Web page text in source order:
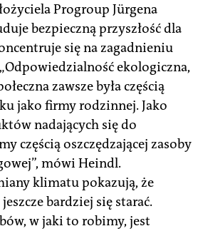
Progroup Jürgena
bezpieczną przyszłość dla
się na zagadnieniu
ekologiczna,
zawsze była częścią
jako firmy rodzinnej. Jako
nadających się do
częścią oszczędzającej zasoby
mówi Heindl.
klimatu pokazują, że
bardziej się starać.
w jaki to robimy, jest